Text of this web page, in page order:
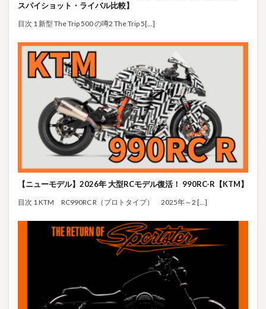
スパイショット・ライバル比較】
目次 1 新型 The Trip 500 の噂2 The Trip 5[…]
【ニューモデル】2026年 大型RCモデル復活！ 990RC-R【KTM】
目次 1 KTM RC990RC R（プロトタイプ） 2025年～2 […]